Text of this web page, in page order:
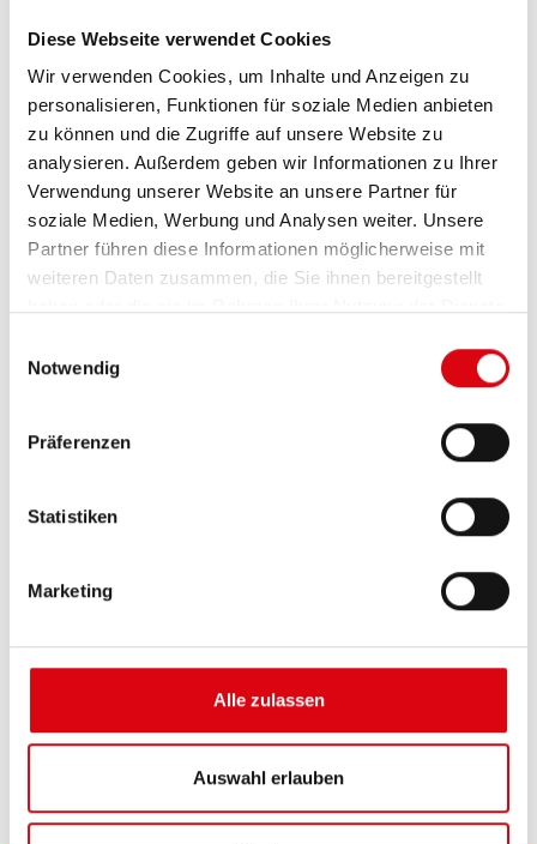
Diese Webseite verwendet Cookies
Wir verwenden Cookies, um Inhalte und Anzeigen zu
personalisieren, Funktionen für soziale Medien anbieten
zu können und die Zugriffe auf unsere Website zu
analysieren. Außerdem geben wir Informationen zu Ihrer
Verwendung unserer Website an unsere Partner für
soziale Medien, Werbung und Analysen weiter. Unsere
Partner führen diese Informationen möglicherweise mit
weiteren Daten zusammen, die Sie ihnen bereitgestellt
Notwendig
Präferenzen
Statistiken
Marketing
Alle zulassen
Auswahl erlauben
Energiebedarf bzw. höheren
PRODUKTDETAILS >
EFB 690 17
Die besten und leistungsfähigsten Banner
Vorgaben führender europäischer KFZ-Hersteller.
Originalqualität zum Nachrüsten.